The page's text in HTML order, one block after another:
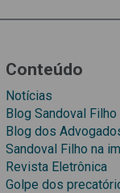
Conteúdo
Notícias
Blog Sandoval Filho
Blog dos
Sandoval Filho na
Revista Eletrônica
Golpe dos